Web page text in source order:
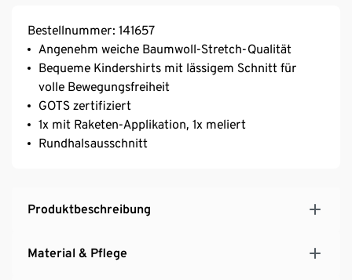
Bestellnummer: 141657
Angenehm weiche Baumwoll-Stretch-Qualität
Bequeme Kindershirts mit lässigem Schnitt für
volle Bewegungsfreiheit
GOTS zertifiziert
1x mit Raketen-Applikation, 1x meliert
Rundhalsausschnitt
Produktbeschreibung
Material & Pflege